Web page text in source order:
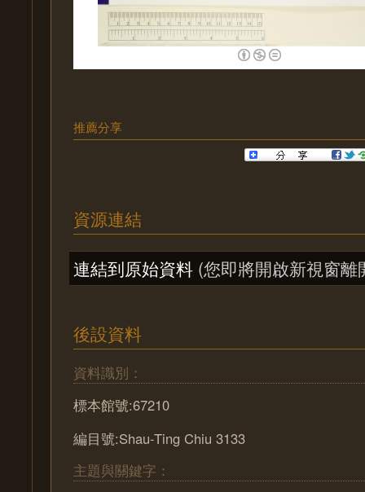
推薦分享
資源連結
連結到原始資料 (您即將開啟新視窗離
後設資料
資料識別：
標本館號:67210
編目號:Shau-Ting Chiu 3133
主題與關鍵字：